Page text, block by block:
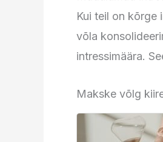
Kui teil on kõrge
võla
intressimäära.
Makske võlg